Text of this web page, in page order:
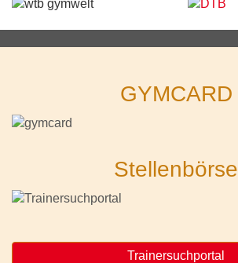
GYMCARD
Stellenbörse
Trainersuchportal